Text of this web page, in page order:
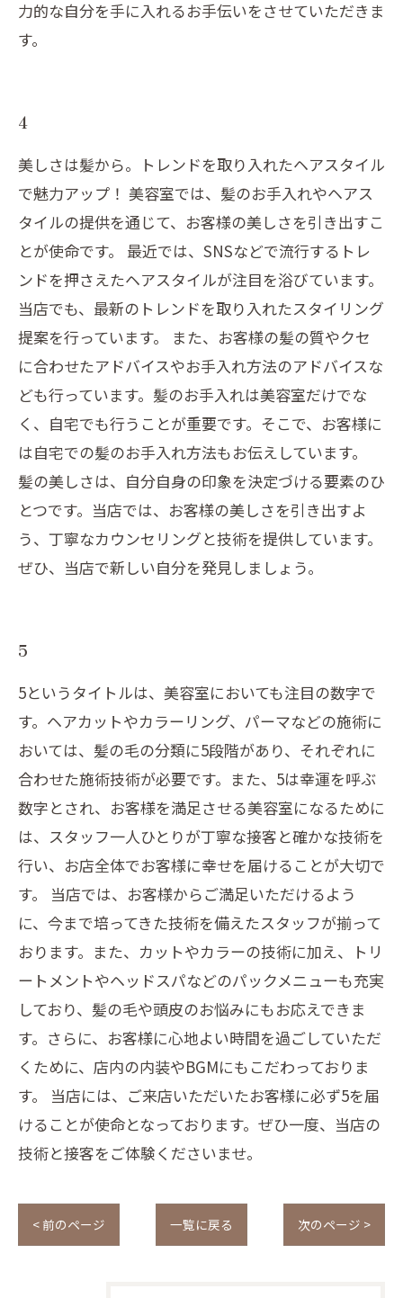
力的な自分を手に入れるお手伝いをさせていただきま
す。
4
美しさは髪から。トレンドを取り入れたヘアスタイル
で魅力アップ！ 美容室では、髪のお手入れやヘアス
タイルの提供を通じて、お客様の美しさを引き出すこ
とが使命です。 最近では、SNSなどで流行するトレ
ンドを押さえたヘアスタイルが注目を浴びています。
当店でも、最新のトレンドを取り入れたスタイリング
提案を行っています。 また、お客様の髪の質やクセ
に合わせたアドバイスやお手入れ方法のアドバイスな
ども行っています。髪のお手入れは美容室だけでな
く、自宅でも行うことが重要です。そこで、お客様に
は自宅での髪のお手入れ方法もお伝えしています。
髪の美しさは、自分自身の印象を決定づける要素のひ
とつです。当店では、お客様の美しさを引き出すよ
う、丁寧なカウンセリングと技術を提供しています。
ぜひ、当店で新しい自分を発見しましょう。
5
5というタイトルは、美容室においても注目の数字で
す。ヘアカットやカラーリング、パーマなどの施術に
おいては、髪の毛の分類に5段階があり、それぞれに
合わせた施術技術が必要です。また、5は幸運を呼ぶ
数字とされ、お客様を満足させる美容室になるために
は、スタッフ一人ひとりが丁寧な接客と確かな技術を
行い、お店全体でお客様に幸せを届けることが大切で
す。 当店では、お客様からご満足いただけるよう
に、今まで培ってきた技術を備えたスタッフが揃って
おります。また、カットやカラーの技術に加え、トリ
ートメントやヘッドスパなどのパックメニューも充実
しており、髪の毛や頭皮のお悩みにもお応えできま
す。さらに、お客様に心地よい時間を過ごしていただ
くために、店内の内装やBGMにもこだわっておりま
す。 当店には、ご来店いただいたお客様に必ず5を届
けることが使命となっております。ぜひ一度、当店の
技術と接客をご体験くださいませ。
< 前のページ 一覧に戻る 次のページ >